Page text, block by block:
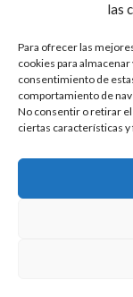
las
Para ofrecer las
cookies para
consentimiento de
comportamiento de
No consentir o retirar
ciertas características
Aviso Legal
Mediación,
Puedes